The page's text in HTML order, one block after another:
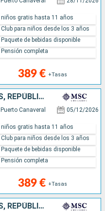
389 € +Tasas
niños gratis hasta 11 años
Club para niños desde los 3 años
Paquete de bebidas disponible
Pensión completa
ESTADOS UNIDOS, BAHAMAS, REPÚBLICA DOMINICANA, MÉXICO
Puerto Canaveral 05/12/2026
389 € +Tasas
niños gratis hasta 11 años
Club para niños desde los 3 años
Paquete de bebidas disponible
Pensión completa
ESTADOS UNIDOS, BAHAMAS, REPÚBLICA DOMINICANA, PORTO RICO